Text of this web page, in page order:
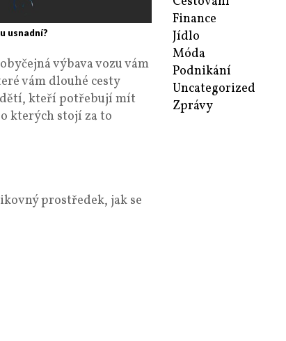
usnadní?
výbava vozu vám
vám dlouhé cesty
kteří potřebují mít
kterých stojí za to
prostředek, jak se
Finance
Jídlo
Móda
Podnikání
Uncategorized
Zprávy